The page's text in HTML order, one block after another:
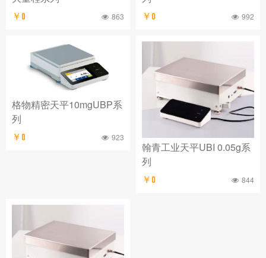
￥0 863 ￥0 992
格物精密天平10mgUBP系
列
￥0 923
翰青工业天平UBI 0.05g系
列
￥0 844